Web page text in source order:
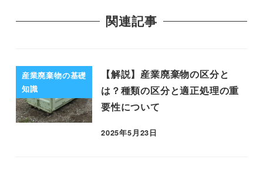
関連記事
産業廃棄物の基礎
知識
【解説】産業廃棄物の区分と
は？種類の区分と適正処理の重
要性について
2025年5月23日